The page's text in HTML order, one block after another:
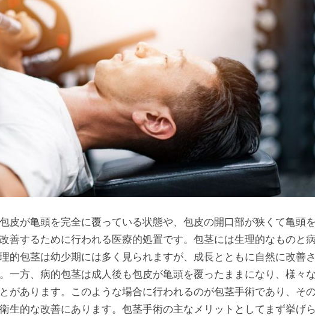
皮が亀頭を完全に覆っている状態や、包皮の開口部が狭くて亀頭を
善するために行われる医療的処置です。 包茎には生理的なものと病
的包茎は幼少期には多く見られますが、成長とともに自然に改善さ
一方、病的包茎は成人後も包皮が亀頭を覆ったままになり、様々な
があります。このような場合に行われるのが包茎手術であり、そ
生的な改善にあります。包茎手術の主なメリットとしてまず挙げら